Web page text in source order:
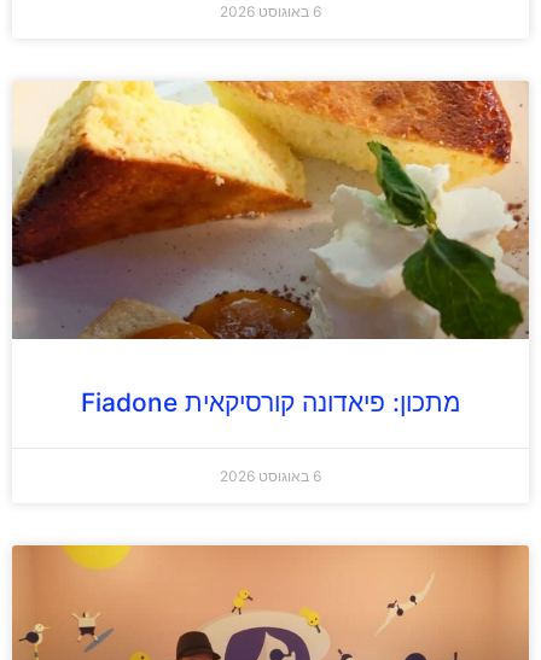
6 באוגוסט 2026
מתכון: פיאדונה קורסיקאית Fiadone
6 באוגוסט 2026